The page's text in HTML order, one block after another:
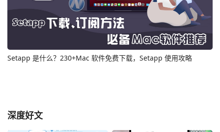
Setapp 是什么？230+Mac 软件免费下载，Setapp 使用攻略
深度好文